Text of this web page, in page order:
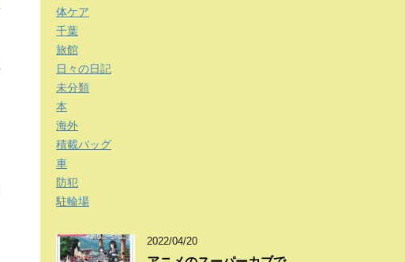
体ケア
千葉
旅館
日々の日記
未分類
本
海外
積載バッグ
車
防犯
駐輪場
2022/04/20